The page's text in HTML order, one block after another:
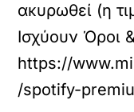
ακυρωθεί (η
Ισχύουν Όροι
https://
/spotify-